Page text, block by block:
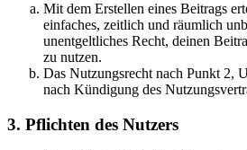
Mit dem Erstellen eines Beitrags
einfaches, zeitlich und räumlich
unentgeltliches Recht, deinen
zu nutzen.
Das Nutzungsrecht nach Punkt 2,
nach Kündigung des
3. Pflichten des Nutzers